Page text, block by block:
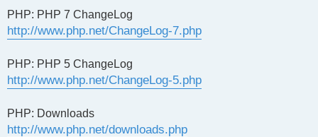
PHP: PHP 7 ChangeLog
http://www.php.net/ChangeLog-7.php
PHP: PHP 5 ChangeLog
http://www.php.net/ChangeLog-5.php
PHP: Downloads
http://www.php.net/downloads.php